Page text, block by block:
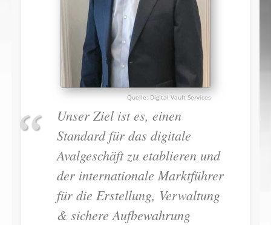
Digital Vault Services
Unser Ziel ist es, einen
Standard für das digitale
Avalgeschäft zu etablieren und
der internationale Marktführer
für die Erstellung, Verwaltung
& sichere Aufbewahrung